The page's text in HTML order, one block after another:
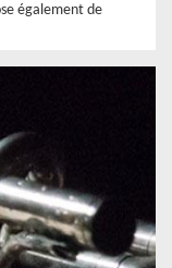
également de